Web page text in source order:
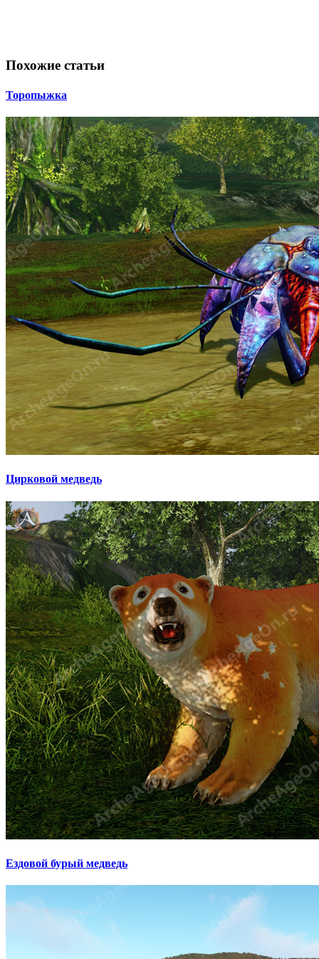
Похожие статьи
Торопыжка
Цирковой медведь
Ездовой бурый медведь